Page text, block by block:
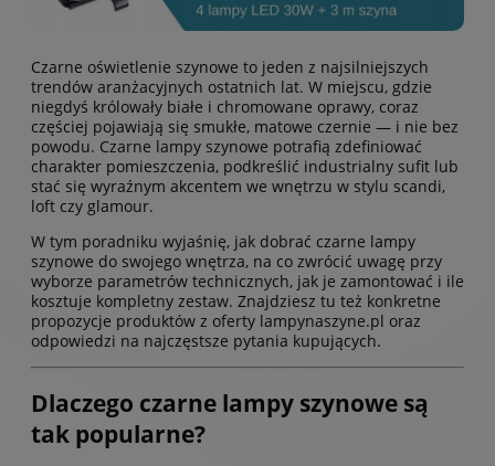
Czarne oświetlenie szynowe to jeden z najsilniejszych
trendów aranżacyjnych ostatnich lat. W miejscu, gdzie
niegdyś królowały białe i chromowane oprawy, coraz
częściej pojawiają się smukłe, matowe czernie — i nie bez
powodu. Czarne lampy szynowe potrafią zdefiniować
charakter pomieszczenia, podkreślić industrialny sufit lub
stać się wyraźnym akcentem we wnętrzu w stylu scandi,
loft czy glamour.
W tym poradniku wyjaśnię, jak dobrać czarne lampy
szynowe do swojego wnętrza, na co zwrócić uwagę przy
wyborze parametrów technicznych, jak je zamontować i ile
kosztuje kompletny zestaw. Znajdziesz tu też konkretne
propozycje produktów z oferty lampynaszyne.pl oraz
odpowiedzi na najczęstsze pytania kupujących.
Dlaczego czarne lampy szynowe są
tak popularne?